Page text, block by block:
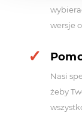
wersje
Nasi
żeby